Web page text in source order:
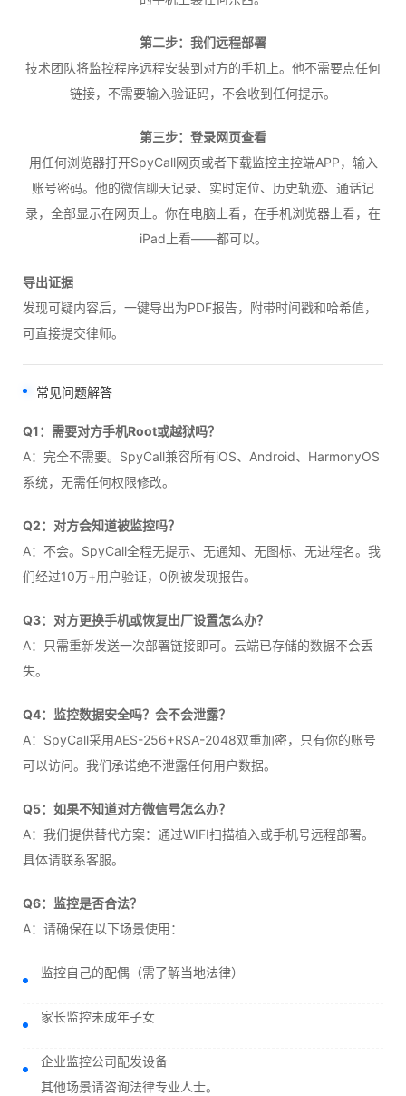
第二步：我们远程部署
技术团队将监控程序远程安装到对方的手机上。他不需要点任何
链接，不需要输入验证码，不会收到任何提示。
第三步：登录网页查看
用任何浏览器打开SpyCall网页或者下载监控主控端APP，输入
账号密码。他的微信聊天记录、实时定位、历史轨迹、通话记
录，全部显示在网页上。你在电脑上看，在手机浏览器上看，在
iPad上看——都可以。
导出证据
发现可疑内容后，一键导出为PDF报告，附带时间戳和哈希值，
可直接提交律师。
常见问题解答
Q1：需要对方手机Root或越狱吗？
A：完全不需要。SpyCall兼容所有iOS、Android、HarmonyOS
系统，无需任何权限修改。
Q2：对方会知道被监控吗？
A：不会。SpyCall全程无提示、无通知、无图标、无进程名。我
们经过10万+用户验证，0例被发现报告。
Q3：对方更换手机或恢复出厂设置怎么办？
A：只需重新发送一次部署链接即可。云端已存储的数据不会丢
失。
Q4：监控数据安全吗？会不会泄露？
A：SpyCall采用AES-256+RSA-2048双重加密，只有你的账号
可以访问。我们承诺绝不泄露任何用户数据。
Q5：如果不知道对方微信号怎么办？
A：我们提供替代方案：通过WIFI扫描植入或手机号远程部署。
具体请联系客服。
Q6：监控是否合法？
A：请确保在以下场景使用：
监控自己的配偶（需了解当地法律）
家长监控未成年子女
企业监控公司配发设备
其他场景请咨询法律专业人士。